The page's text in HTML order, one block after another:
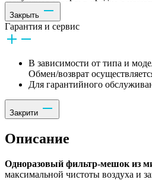
Закрыть
Гарантия и сервис
В зависимости от типа и
Обмен/возврат
Для гарантийного
Закрити
Описание
Одноразовый фильтр-мешок из
максимальной чистоты воздуха и